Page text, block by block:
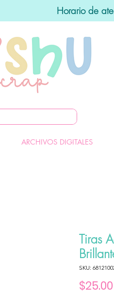
Horario de
ARCHIVOS DIGITALES
Tiras
SKU:
$25.00